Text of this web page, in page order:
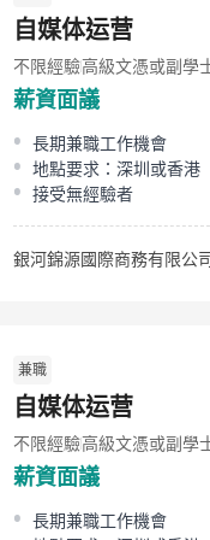
自媒体运营
不限經驗高級文憑或副學
薪資面議
長期兼職工作機會
地點要求：深圳或香港
接受無經驗者
銀河錦源國際商務有限公
兼職
自媒体运营
不限經驗高級文憑或副學
薪資面議
長期兼職工作機會